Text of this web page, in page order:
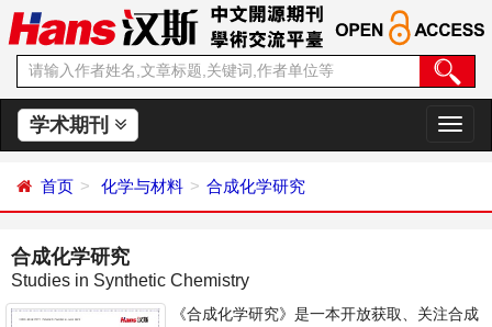
学术期刊
切
换
首页 化学与材料 合成化学研究
合成化学研究
Studies in Synthetic Chemistry
《合成化学研究》是一本开放获取、关注合成